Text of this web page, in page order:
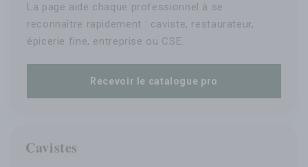
La page aide chaque professionnel à se
reconnaître rapidement : caviste, restaurateur,
épicerie fine, entreprise ou CSE.
Recevoir le catalogue pro
Cavistes